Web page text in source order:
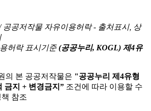
허락 표시기준 (공공누리, KOGL) 제4유
의 본 공공저작물은 "공공누리 제4유형
금지 + 변경금지” 조건에 따라 이용할 수
참조